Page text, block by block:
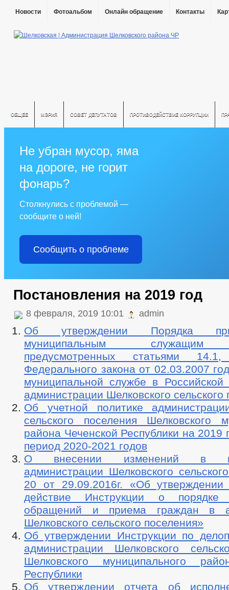
Новости Фотоальбом Онлайн обращение Контакты
ОБЩЕЕ МЭРИЯ СОВЕТ ДЕПУТАТОВ ПРОТИВОДЕЙСТВИЕ КОРРУПЦИИ
Не убран мусор, яма
на дороге, не горит
фонарь?
Столкнулись с проблемой —
сообщите о ней!
Сообщить о проблеме
Постановления на 2019 год
8 февраля, 2019 10:01 admin
Об утверждении Порядка
муниципальным служащим
предусмотренных статьями
Федерального закона от 02.03.2007
муниципальной службе в
администрации Шелковского сельского
Об учетной политике
сельского поселения Шелковского
района Чеченской Республики на 2019
период 2020-2021 годов
О внесении изменений в
администрации Шелковского
20 от 29.09.2016г. «Об
действие Инструкции о порядке
обращений и приема граждан в
Шелковского сельского поселения»
Об утверждении Инструкции по
администрации Шелковского
Шелковского муниципального
Республики
Об утверждении отчета об